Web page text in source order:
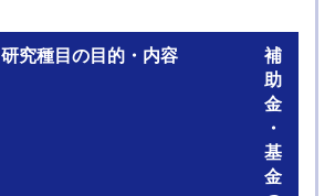
研究種目の目的・内容
補
助
金
・
基
金